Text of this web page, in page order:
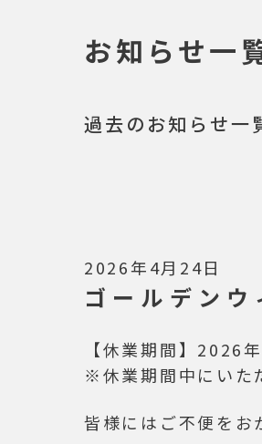
お知らせ一
過去のお知らせ一
2026年4月24日
ゴールデン
【休業期間】2026
※休業期間中にいた
皆様にはご不便をお